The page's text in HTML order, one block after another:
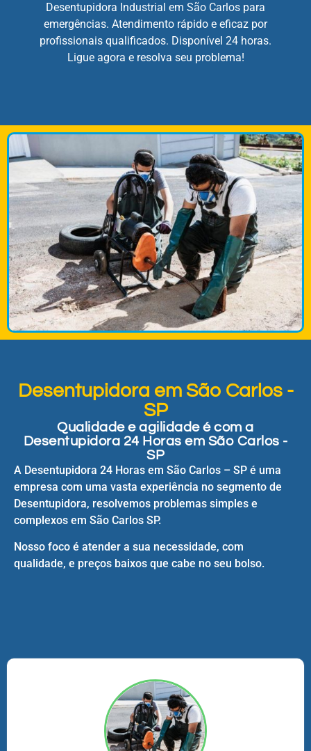
Desentupidora Industrial em São Carlos para
emergências. Atendimento rápido e eficaz por
profissionais qualificados. Disponível 24 horas.
Ligue agora e resolva seu problema!
Desentupidora em São Carlos -
SP
Qualidade e agilidade é com a
Desentupidora 24 Horas em São Carlos -
SP
A Desentupidora 24 Horas em São Carlos – SP é uma
empresa com uma vasta experiência no segmento de
Desentupidora, resolvemos problemas simples e
complexos em São Carlos SP.
Nosso foco é atender a sua necessidade, com
qualidade, e preços baixos que cabe no seu bolso.